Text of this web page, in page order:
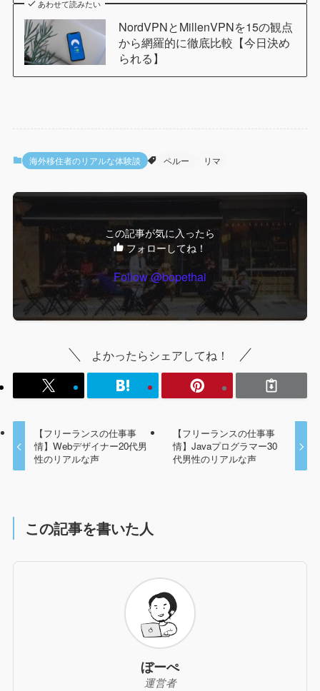
あわせて読みたい
NordVPNとMillenVPNを15の観点
から網羅的に徹底比較【今日決め
られる】
海外移住者のリアルな体験談 ペルー リマ
この記事が気に入ったら
フォローしてね！
Follow @bopethai
よかったらシェアしてね！
【フリーランスの仕事事
情】Webデザイナー20代男
性のリアルな声
【フリーランスの仕事事
情】Javaプログラマー30
代男性のリアルな声
この記事を書いた人
ぼーぺ
運営者